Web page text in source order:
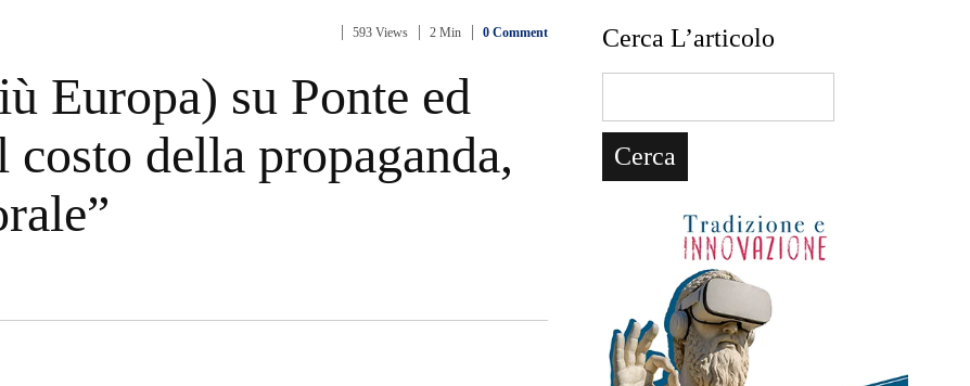
à
N
I
a
a
593 Views 2 Min 0 Comment
Europa) su Ponte ed
della propaganda,
Cerca L’articolo